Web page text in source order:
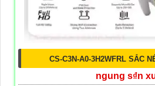
CS-C3N-A0-3H2WFRL SẮC
ngung s₫n